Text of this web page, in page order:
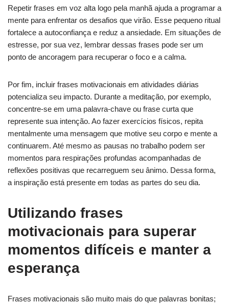
Repetir frases em voz alta logo pela manhã ajuda a programar a
mente para enfrentar os desafios que virão. Esse pequeno ritual
fortalece a autoconfiança e reduz a ansiedade. Em situações de
estresse, por sua vez, lembrar dessas frases pode ser um
ponto de ancoragem para recuperar o foco e a calma.
Por fim, incluir frases motivacionais em atividades diárias
potencializa seu impacto. Durante a meditação, por exemplo,
concentre-se em uma palavra-chave ou frase curta que
represente sua intenção. Ao fazer exercícios físicos, repita
mentalmente uma mensagem que motive seu corpo e mente a
continuarem. Até mesmo as pausas no trabalho podem ser
momentos para respirações profundas acompanhadas de
reflexões positivas que recarreguem seu ânimo. Dessa forma,
a inspiração está presente em todas as partes do seu dia.
Utilizando frases
motivacionais para superar
momentos difíceis e manter a
esperança
Frases motivacionais são muito mais do que palavras bonitas;